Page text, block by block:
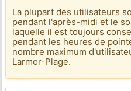
La plupart des utilisateurs
pendant l'après-midi et le
laquelle il est toujours
pendant les heures de
nombre maximum
Larmor-Plage.